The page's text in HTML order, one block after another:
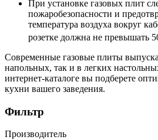
При установке газовых плит
пожаробезопасности и
температура воздуха вокруг
розетке должна не превышать
Современные газовые плиты
напольных, так и в легких
интернет-каталоге вы подберете
кухни вашего заведения.
Фильтр
Производитель